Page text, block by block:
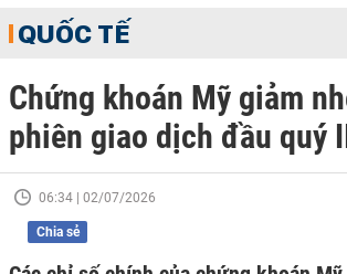
QUỐC TẾ
Chứng khoán Mỹ giảm
phiên giao dịch đầu quý
06:34 | 02/07/2026
Chia sẻ